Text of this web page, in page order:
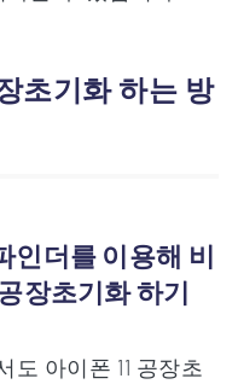
초기화 하는 방
인더를 이용해 비
장초기화 하기
도 아이폰 11 공장초